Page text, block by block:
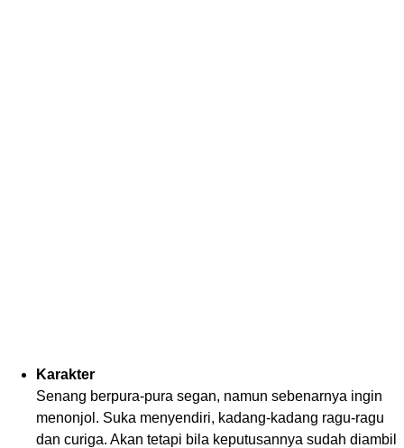
Karakter
Senang berpura-pura segan, namun sebenarnya ingin
menonjol. Suka menyendiri, kadang-kadang ragu-ragu
dan curiga. Akan tetapi bila keputusannya sudah diambil